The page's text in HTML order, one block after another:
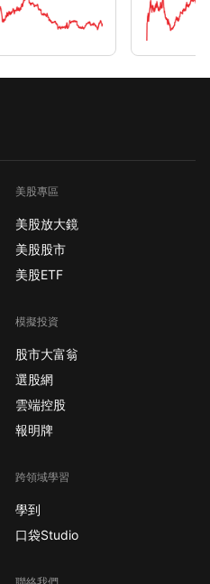
美股專區
美股放大鏡
美股股市
美股ETF
模擬投資
股市大富翁
選股網
雲端控股
報明牌
跨領域學習
學到
口袋Studio